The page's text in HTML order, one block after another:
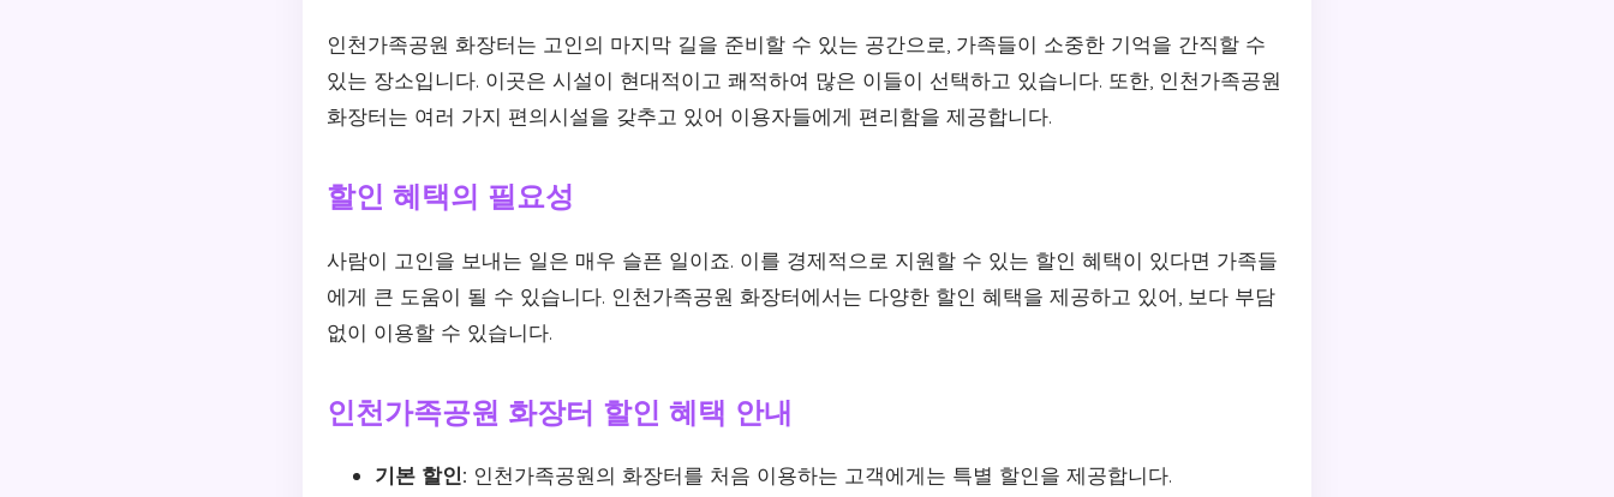
인천가족공원 화장터는 고인의 마지막 길을 준비할 수 있는 공간으로, 가족들이 소중한 기억을 간직할 수
있는 장소입니다. 이곳은 시설이 현대적이고 쾌적하여 많은 이들이 선택하고 있습니다. 또한, 인천가족공원
화장터는 여러 가지 편의시설을 갖추고 있어 이용자들에게 편리함을 제공합니다.
할인 혜택의 필요성
사람이 고인을 보내는 일은 매우 슬픈 일이죠. 이를 경제적으로 지원할 수 있는 할인 혜택이 있다면 가족들
에게 큰 도움이 될 수 있습니다. 인천가족공원 화장터에서는 다양한 할인 혜택을 제공하고 있어, 보다 부담
없이 이용할 수 있습니다.
인천가족공원 화장터 할인 혜택 안내
기본 할인: 인천가족공원의 화장터를 처음 이용하는 고객에게는 특별 할인을 제공합니다.